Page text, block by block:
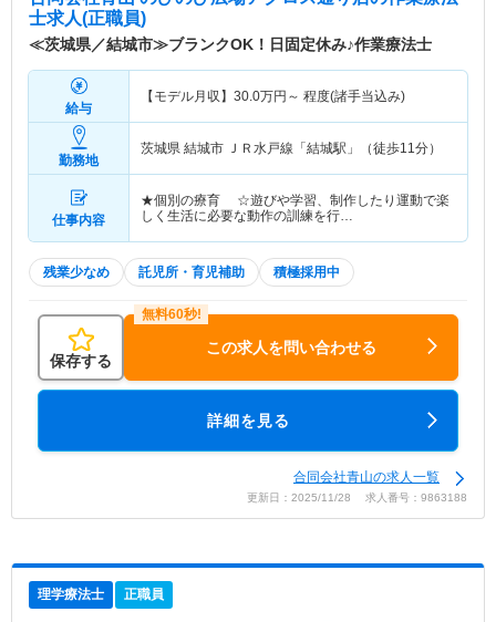
士求人(正職員)
≪茨城県／結城市≫ブランクOK！日固定休み♪作業療法士
給与
【モデル月収】 30.0万円～ 程度(諸手当込み)
勤務地
茨城県 結城市 ＪＲ水戸線「結城駅」（徒歩11分）
仕事内容
★個別の療育 ☆遊びや学習、制作したり運動で楽
しく生活に必要な動作の訓練を行…
残業少なめ 託児所・育児補助 積極採用中
保存する
この求人を問い合わせる
詳細を見る
合同会社青山の求人一覧
更新日：2025/11/28 求人番号：9863188
理学療法士 正職員